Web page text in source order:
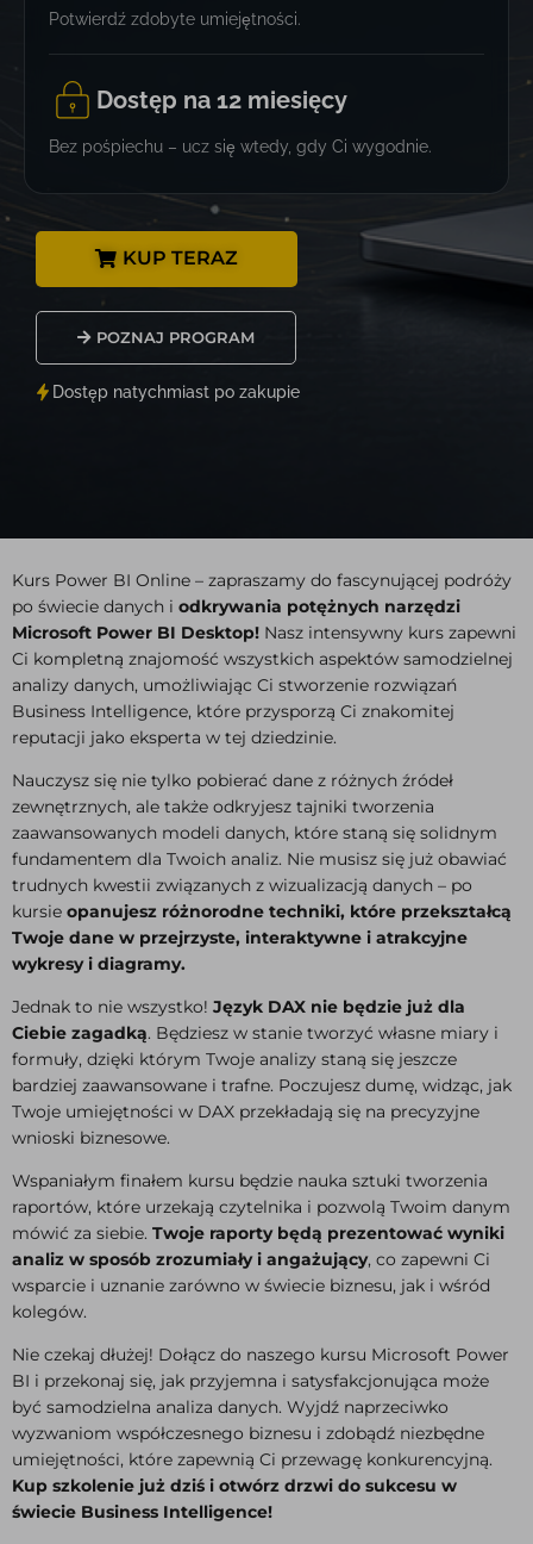
Potwierdź zdobyte umiejętności.
Dostęp na 12 miesięcy
Bez pośpiechu – ucz się wtedy, gdy Ci wygodnie.
KUP TERAZ
POZNAJ PROGRAM
Dostęp natychmiast po zakupie
Kurs Power BI Online – zapraszamy do fascynującej podróży
po świecie danych i odkrywania potężnych narzędzi
Microsoft Power BI Desktop! Nasz intensywny kurs zapewni
Ci kompletną znajomość wszystkich aspektów samodzielnej
analizy danych, umożliwiając Ci stworzenie rozwiązań
Business Intelligence, które przysporzą Ci znakomitej
reputacji jako eksperta w tej dziedzinie.
Nauczysz się nie tylko pobierać dane z różnych źródeł
zewnętrznych, ale także odkryjesz tajniki tworzenia
zaawansowanych modeli danych, które staną się solidnym
fundamentem dla Twoich analiz. Nie musisz się już obawiać
trudnych kwestii związanych z wizualizacją danych – po
kursie opanujesz różnorodne techniki, które przekształcą
Twoje dane w przejrzyste, interaktywne i atrakcyjne
wykresy i diagramy.
Jednak to nie wszystko! Język DAX nie będzie już dla
Ciebie zagadką. Będziesz w stanie tworzyć własne miary i
formuły, dzięki którym Twoje analizy staną się jeszcze
bardziej zaawansowane i trafne. Poczujesz dumę, widząc, jak
Twoje umiejętności w DAX przekładają się na precyzyjne
wnioski biznesowe.
Wspaniałym finałem kursu będzie nauka sztuki tworzenia
raportów, które urzekają czytelnika i pozwolą Twoim danym
mówić za siebie. Twoje raporty będą prezentować wyniki
analiz w sposób zrozumiały i angażujący, co zapewni Ci
wsparcie i uznanie zarówno w świecie biznesu, jak i wśród
kolegów.
Nie czekaj dłużej! Dołącz do naszego kursu Microsoft Power
BI i przekonaj się, jak przyjemna i satysfakcjonująca może
być samodzielna analiza danych. Wyjdź naprzeciwko
wyzwaniom współczesnego biznesu i zdobądź niezbędne
umiejętności, które zapewnią Ci przewagę konkurencyjną.
Kup szkolenie już dziś i otwórz drzwi do sukcesu w
świecie Business Intelligence!